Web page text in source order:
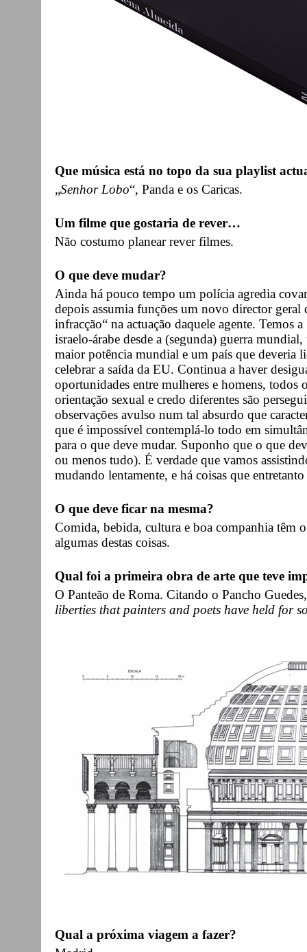
Que música está no topo da sua playlist
„Senhor Lobo“, Panda e os Caricas.
Um filme que gostaria de rever…
Não costumo planear rever filmes.
O que deve mudar?
Ainda há pouco tempo um polícia agredia
depois assumia funções um novo director
infracção“ na actuação daquele agente. Temos
israelo-árabe desde a (segunda) guerra
maior potência mundial e um país que deveria
celebrar a saída da EU. Continua a haver
oportunidades entre mulheres e homens, todos
orientação sexual e credo diferentes são
observações avulso num tal absurdo que
que é impossível contemplá-lo todo em
para o que deve mudar. Suponho que o que
ou menos tudo). É verdade que vamos
mudando lentamente, e há coisas que
O que deve ficar na mesma?
Comida, bebida, cultura e boa companhia têm
algumas destas coisas.
Qual foi a primeira obra de arte que teve
O Panteão de Roma. Citando o Pancho
liberties that painters and poets have held for
Qual a próxima viagem a fazer?